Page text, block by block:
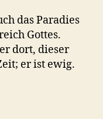
das Paradies
Gottes.
dort, dieser
er ist ewig.